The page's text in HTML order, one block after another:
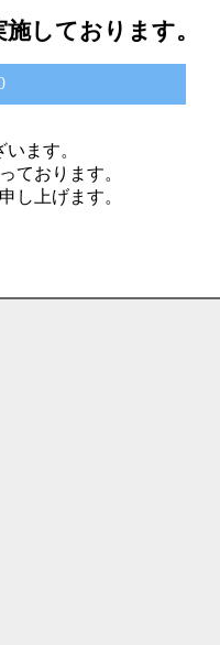
しております。
ます。
ております。
し上げます。